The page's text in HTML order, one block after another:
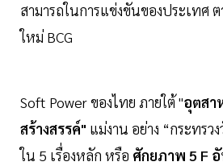
สามารถในการแข่งขันของประเทศ
ใหม่ BCG
Soft Power ของไทย ภายใต้ "อุตสา
สร้างสรรค์" แม่งาน อย่าง “กระทร
ใน 5 เรื่องหลัก หรือ ศักยภาพ 5 F